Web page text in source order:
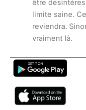
être
limite saine.
reviendra.
vraiment là.